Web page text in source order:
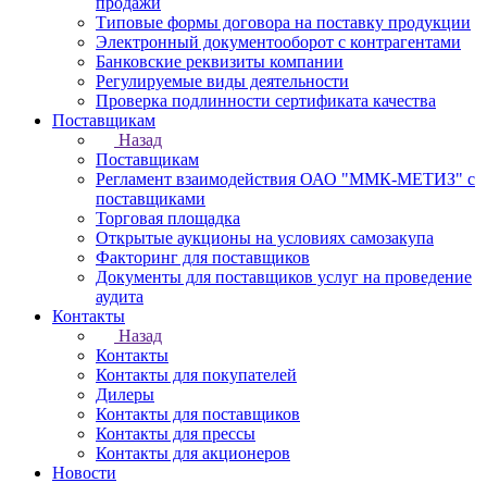
Типовые формы договора на поставку продукции
Электронный документооборот с контрагентами
Банковские реквизиты компании
Регулируемые виды деятельности
Проверка подлинности сертификата качества
Поставщикам
Назад
Поставщикам
Регламент взаимодействия ОАО "ММК-МЕТИЗ" с
поставщиками
Торговая площадка
Открытые аукционы на условиях самозакупа
Факторинг для поставщиков
Документы для поставщиков услуг на проведение
аудита
Контакты
Назад
Контакты
Контакты для покупателей
Дилеры
Контакты для поставщиков
Контакты для прессы
Контакты для акционеров
Новости